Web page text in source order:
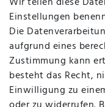
Herzogstraße 10
47533 Kleve
Montag, Dienstag,
09:00 Uhr bis 13:00
Einstellungen
Die
aufgrund eines
Zustimmung kann
besteht das Recht,
Einwilligung zu